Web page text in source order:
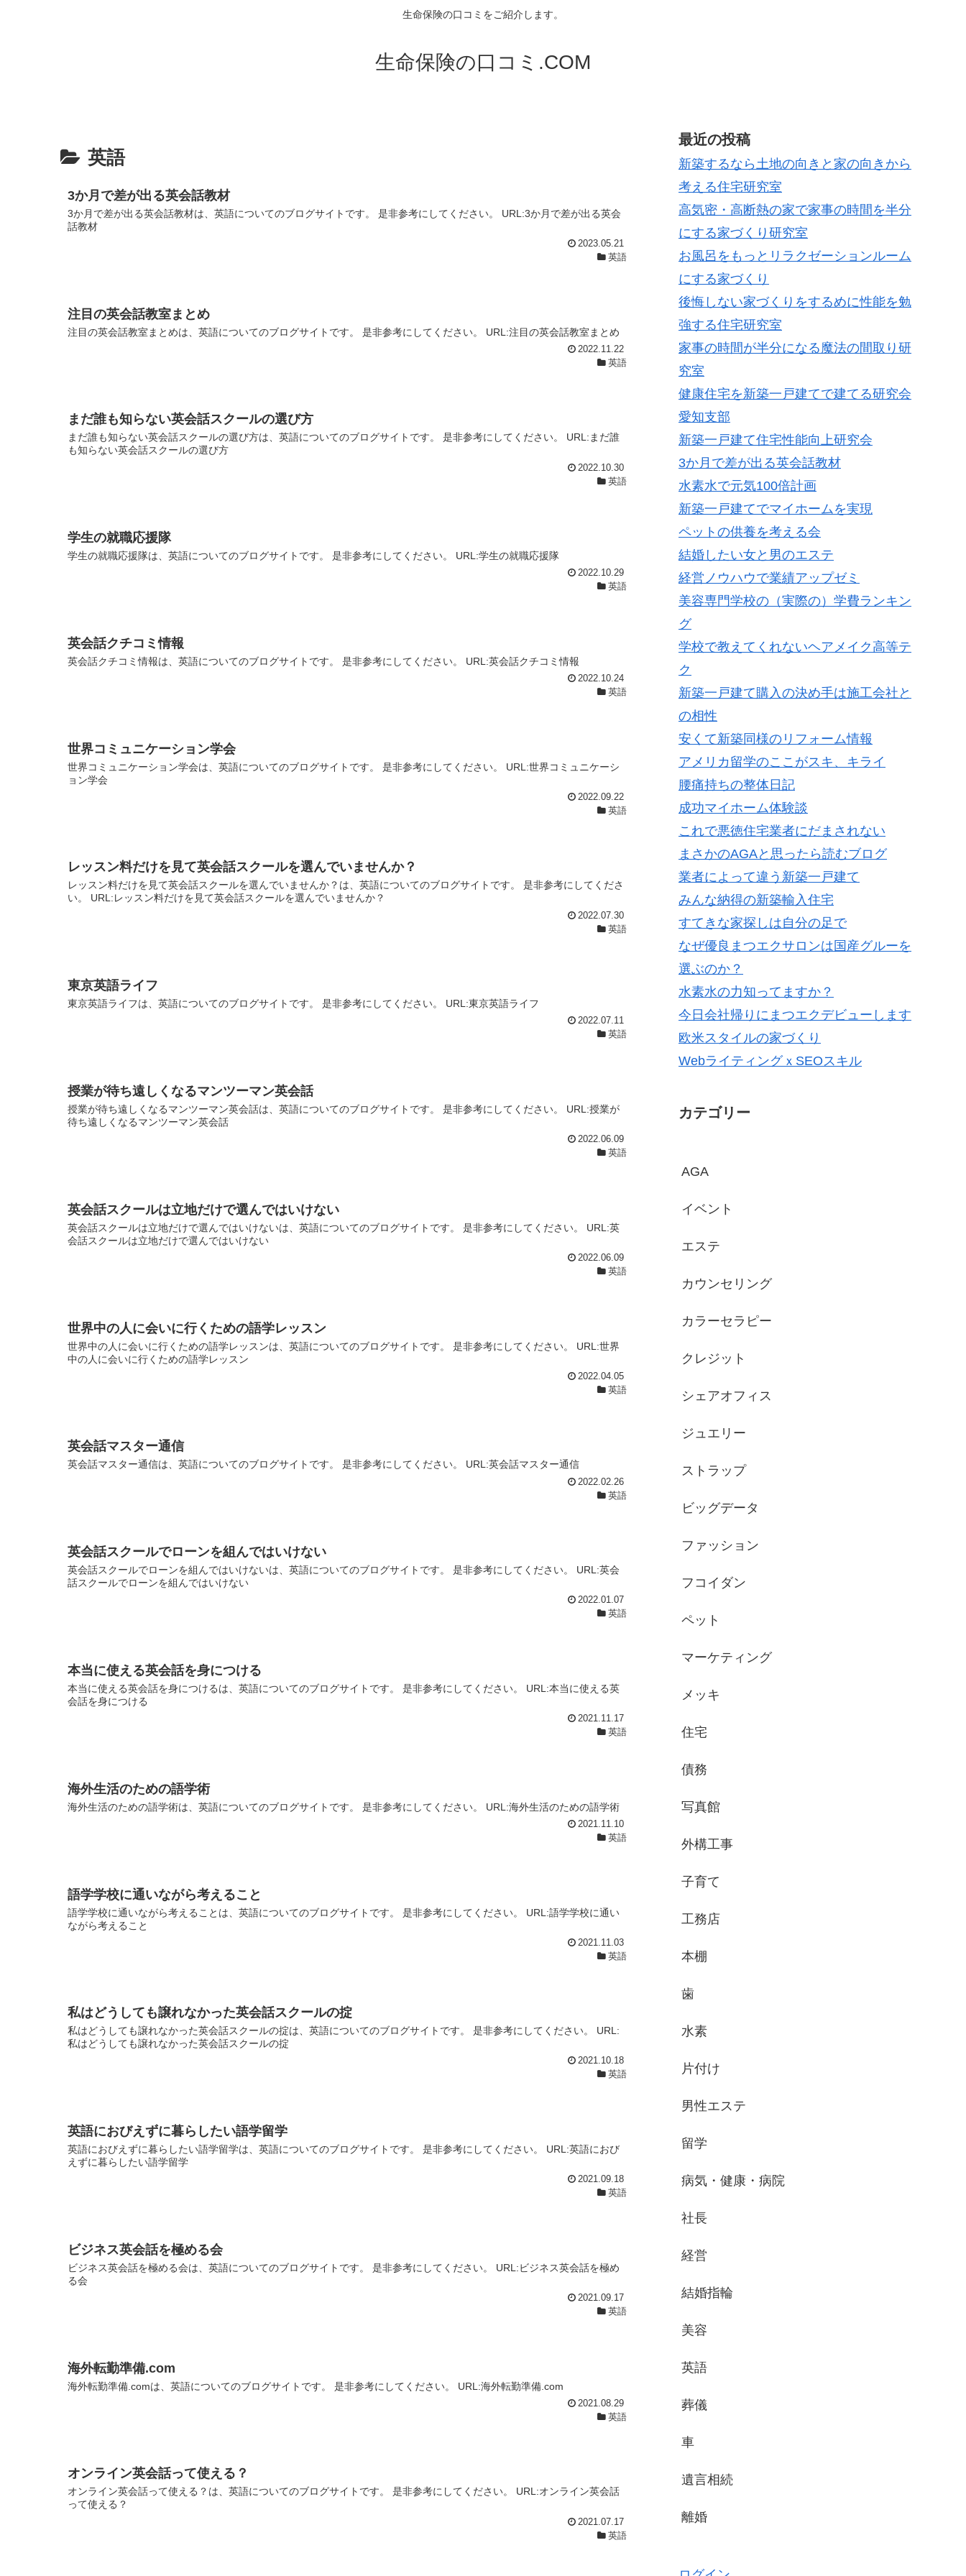
生命保険の口コミをご紹介します。
生命保険の口コミ.COM
英語
3か月で差が出る英会話教材
3か月で差が出る英会話教材は、英語についてのブログサイトです。 是非参考にしてください。 URL:3か月で差が出る英会
話教材
2023.05.21
英語
注目の英会話教室まとめ
注目の英会話教室まとめは、英語についてのブログサイトです。 是非参考にしてください。 URL:注目の英会話教室まとめ
2022.11.22
英語
まだ誰も知らない英会話スクールの選び方
まだ誰も知らない英会話スクールの選び方は、英語についてのブログサイトです。 是非参考にしてください。 URL:まだ誰
も知らない英会話スクールの選び方
2022.10.30
英語
学生の就職応援隊
学生の就職応援隊は、英語についてのブログサイトです。 是非参考にしてください。 URL:学生の就職応援隊
2022.10.29
英語
英会話クチコミ情報
英会話クチコミ情報は、英語についてのブログサイトです。 是非参考にしてください。 URL:英会話クチコミ情報
2022.10.24
英語
世界コミュニケーション学会
世界コミュニケーション学会は、英語についてのブログサイトです。 是非参考にしてください。 URL:世界コミュニケーシ
ョン学会
2022.09.22
英語
レッスン料だけを見て英会話スクールを選んでいませんか？
レッスン料だけを見て英会話スクールを選んでいませんか？は、英語についてのブログサイトです。 是非参考にしてくださ
い。 URL:レッスン料だけを見て英会話スクールを選んでいませんか？
2022.07.30
英語
東京英語ライフ
東京英語ライフは、英語についてのブログサイトです。 是非参考にしてください。 URL:東京英語ライフ
2022.07.11
英語
授業が待ち遠しくなるマンツーマン英会話
授業が待ち遠しくなるマンツーマン英会話は、英語についてのブログサイトです。 是非参考にしてください。 URL:授業が
待ち遠しくなるマンツーマン英会話
2022.06.09
英語
英会話スクールは立地だけで選んではいけない
英会話スクールは立地だけで選んではいけないは、英語についてのブログサイトです。 是非参考にしてください。 URL:英
会話スクールは立地だけで選んではいけない
2022.06.09
英語
世界中の人に会いに行くための語学レッスン
世界中の人に会いに行くための語学レッスンは、英語についてのブログサイトです。 是非参考にしてください。 URL:世界
中の人に会いに行くための語学レッスン
2022.04.05
英語
英会話マスター通信
英会話マスター通信は、英語についてのブログサイトです。 是非参考にしてください。 URL:英会話マスター通信
2022.02.26
英語
英会話スクールでローンを組んではいけない
英会話スクールでローンを組んではいけないは、英語についてのブログサイトです。 是非参考にしてください。 URL:英会
話スクールでローンを組んではいけない
2022.01.07
英語
本当に使える英会話を身につける
本当に使える英会話を身につけるは、英語についてのブログサイトです。 是非参考にしてください。 URL:本当に使える英
会話を身につける
2021.11.17
英語
海外生活のための語学術
海外生活のための語学術は、英語についてのブログサイトです。 是非参考にしてください。 URL:海外生活のための語学術
2021.11.10
英語
語学学校に通いながら考えること
語学学校に通いながら考えることは、英語についてのブログサイトです。 是非参考にしてください。 URL:語学学校に通い
ながら考えること
2021.11.03
英語
私はどうしても譲れなかった英会話スクールの掟
私はどうしても譲れなかった英会話スクールの掟は、英語についてのブログサイトです。 是非参考にしてください。 URL:
私はどうしても譲れなかった英会話スクールの掟
2021.10.18
英語
英語におびえずに暮らしたい語学留学
英語におびえずに暮らしたい語学留学は、英語についてのブログサイトです。 是非参考にしてください。 URL:英語におび
えずに暮らしたい語学留学
2021.09.18
英語
ビジネス英会話を極める会
ビジネス英会話を極める会は、英語についてのブログサイトです。 是非参考にしてください。 URL:ビジネス英会話を極め
る会
2021.09.17
英語
海外転勤準備.com
海外転勤準備.comは、英語についてのブログサイトです。 是非参考にしてください。 URL:海外転勤準備.com
2021.08.29
英語
オンライン英会話って使える？
オンライン英会話って使える？は、英語についてのブログサイトです。 是非参考にしてください。 URL:オンライン英会話
って使える？
2021.07.17
英語
最近の投稿
新築するなら土地の向きと家の向きから
考える住宅研究室
高気密・高断熱の家で家事の時間を半分
にする家づくり研究室
お風呂をもっとリラクゼーションルーム
にする家づくり
後悔しない家づくりをするめに性能を勉
強する住宅研究室
家事の時間が半分になる魔法の間取り研
究室
健康住宅を新築一戸建てで建てる研究会
愛知支部
新築一戸建て住宅性能向上研究会
3か月で差が出る英会話教材
水素水で元気100倍計画
新築一戸建てでマイホームを実現
ペットの供養を考える会
結婚したい女と男のエステ
経営ノウハウで業績アップゼミ
美容専門学校の（実際の）学費ランキン
グ
学校で教えてくれないヘアメイク高等テ
ク
新築一戸建て購入の決め手は施工会社と
の相性
安くて新築同様のリフォーム情報
アメリカ留学のここがスキ、キライ
腰痛持ちの整体日記
成功マイホーム体験談
これで悪徳住宅業者にだまされない
まさかのAGAと思ったら読むブログ
業者によって違う新築一戸建て
みんな納得の新築輸入住宅
すてきな家探しは自分の足で
なぜ優良まつエクサロンは国産グルーを
選ぶのか？
水素水の力知ってますか？
今日会社帰りにまつエクデビューします
欧米スタイルの家づくり
WebライティングｘSEOスキル
カテゴリー
AGA
イベント
エステ
カウンセリング
カラーセラピー
クレジット
シェアオフィス
ジュエリー
ストラップ
ビッグデータ
ファッション
フコイダン
ペット
マーケティング
メッキ
住宅
債務
写真館
外構工事
子育て
工務店
本棚
歯
水素
片付け
男性エステ
留学
病気・健康・病院
社長
経営
結婚指輪
美容
英語
葬儀
車
遺言相続
離婚